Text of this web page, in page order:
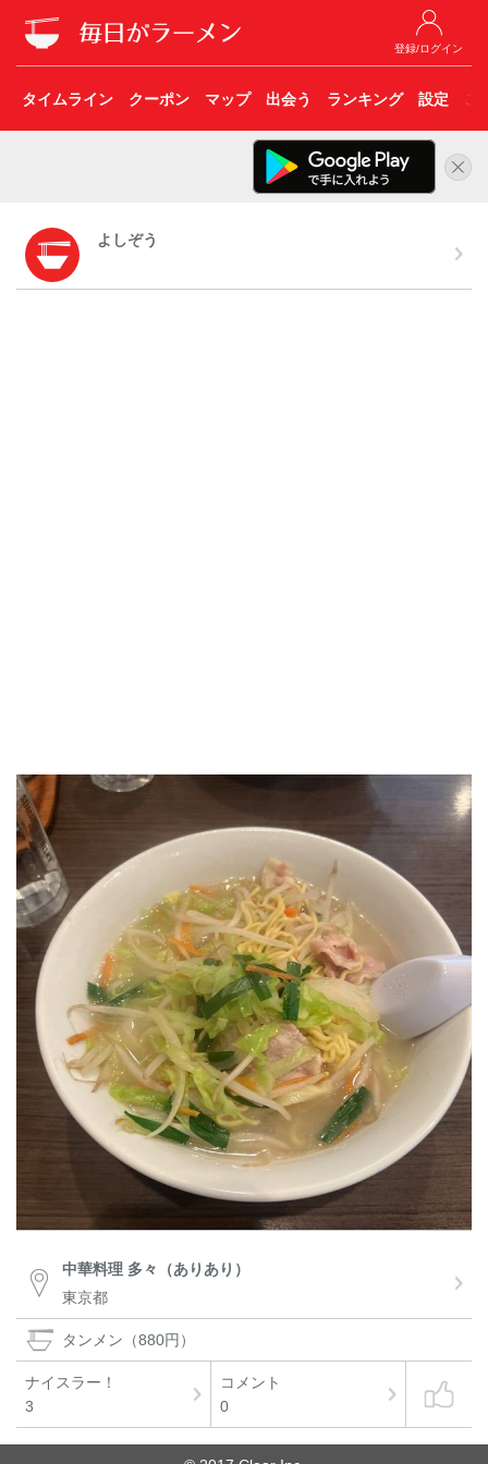
登録/ログイン
タイムライン クーポン マップ 出会う ランキング 設定 こ
よしぞう
中華料理 多々（ありあり）
東京都
タンメン（880円）
ナイスラー！
3
コメント
0